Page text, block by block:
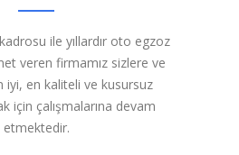
ile yıllardır oto egzoz
veren firmamız sizlere ve
iyi, en kaliteli ve kusursuz
için çalışmalarına devam
etmektedir.